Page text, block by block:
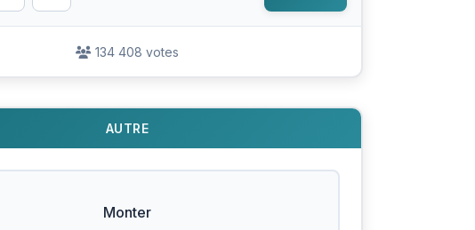
134 408 votes
AUTRE
Monter